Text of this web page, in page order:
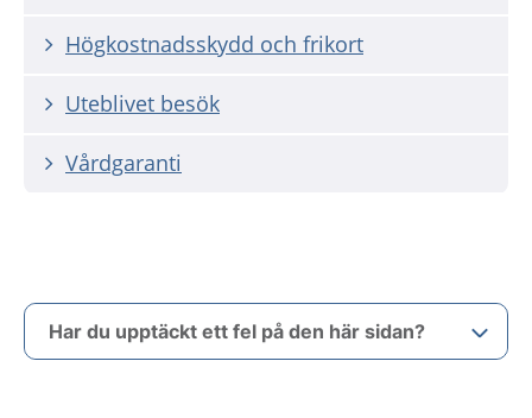
Högkostnadsskydd och frikort
Uteblivet besök
Vårdgaranti
Har du upptäckt ett fel på den här sidan?